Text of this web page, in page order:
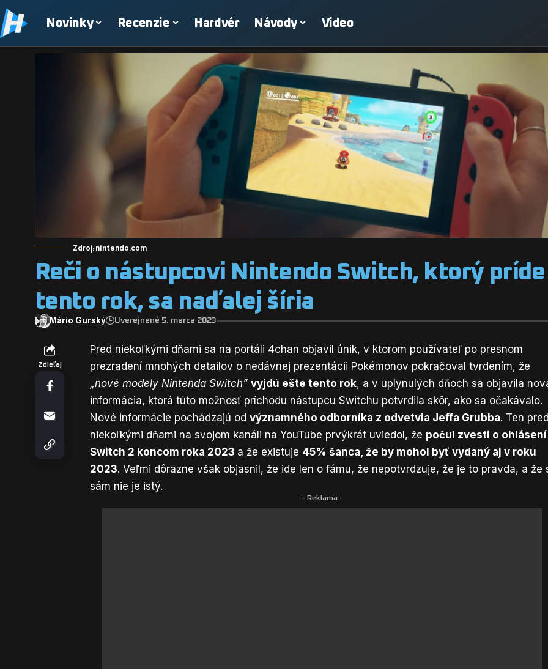
Novinky Recenzie Hardvér Návody Video
Zdroj: nintendo.com
Reči o nástupcovi Nintendo Switch, ktorý príde
tento rok, sa naďalej šíria
Mário Gurský Uverejnené 5. marca 2023
Zdieľaj
Pred niekoľkými dňami sa na portáli 4chan objavil únik, v ktorom používateľ po presnom
prezradení mnohých detailov o nedávnej prezentácii Pokémonov pokračoval tvrdením, že
„nové modely Nintenda Switch” vyjdú ešte tento rok, a v uplynulých dňoch sa objavila
informácia, ktorá túto možnosť príchodu nástupcu Switchu potvrdila skôr, ako sa očakávalo.
Nové informácie pochádzajú odvýznamného odborníka z odvetvia Jeffa Grubba. Ten
niekoľkými dňami na svojom kanáli na YouTube prvýkrát uviedol, že počul zvesti o ohlásení
Switch 2 koncom roka 2023 a že existuje 45% šanca, že by mohol byť vydaný aj v roku
2023. Veľmi dôrazne však objasnil, že ide len o fámu, že nepotvrdzuje, že je to pravda, a že
sám nie je istý.
- Reklama -